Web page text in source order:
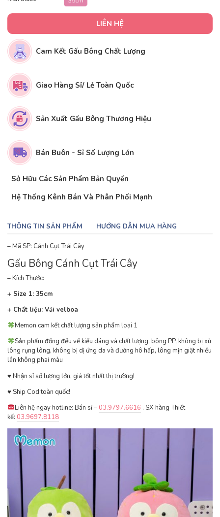
LIÊN HỆ
Cam Kết Gấu Bông Chất Lượng
Giao Hàng Sỉ/ Lẻ Toàn Quốc
Sản Xuất Gấu Bông Thương Hiệu
Bán Buôn - Sỉ Số Lượng Lớn
Sở Hữu Các Sản Phẩm Bản Quyền
Hệ Thống Kênh Bán Và Phân Phối Mạnh
THÔNG TIN SẢN PHẨM HƯỚNG DẪN MUA HÀNG
– Mã SP: Cánh Cụt Trái Cây
Gấu Bông Cánh Cụt Trái Cây
– Kích Thước:
+ Size 1: 35cm
+ Chất liệu: Vải velboa
Memon cam kết chất lượng sản phẩm loại 1
Sản phẩm đồng đều về kiểu dáng và chất lượng, bông PP, không bị xù
lông rụng lông, không bị dị ứng da và đường hô hấp, lông mịn giặt nhiều
lần không phai màu
♥ ️Nhận sỉ số lượng lớn, giá tốt nhất thị trường!
♥ ️Ship Cod toàn quốc!
Liên hệ ngay hotline: Bán sỉ – 03.9797.6616 . SX hàng Thiết
kế: 03.9697.8118